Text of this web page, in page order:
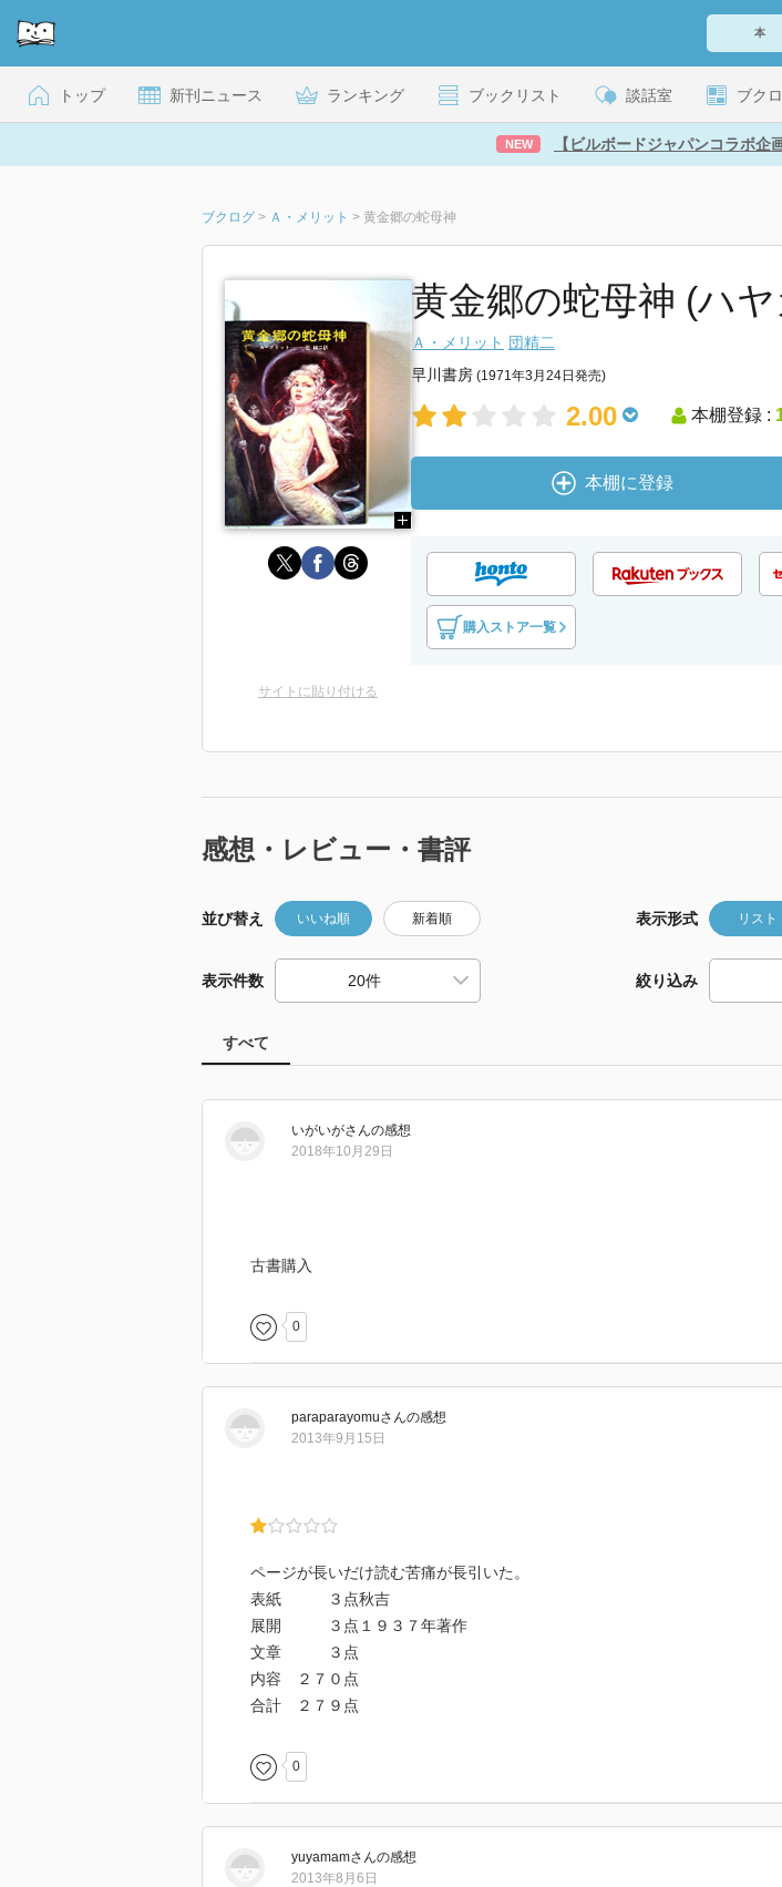
トップ 新刊ニュース ランキング ブックリスト 談話室 ブク
NEW 【ビルボードジャパンコラボ
ブクログ > Ａ・メリット > 黄金郷の蛇母神
黄金郷の蛇母神 (ハ
Ａ・メリット 団精二
早川書房 (1971年3月24日発売)
2.00 本棚登録 :
本棚に登録
購入ストア一覧
サイトに貼り付ける
感想・レビュー・書評
並び替え いいね順 新着順 表示形式 リスト
表示件数 絞り込み
すべて
いがいがさんの感想
2018年10月29日
古書購入
0
paraparayomuさんの感想
2013年9月15日
ページが長いだけ読む苦痛が長引いた。
表紙 ３点秋吉
展開 ３点１９３７年著作
文章 ３点
内容 ２７０点
合計 ２７９点
0
yuyamamさんの感想
2013年8月6日